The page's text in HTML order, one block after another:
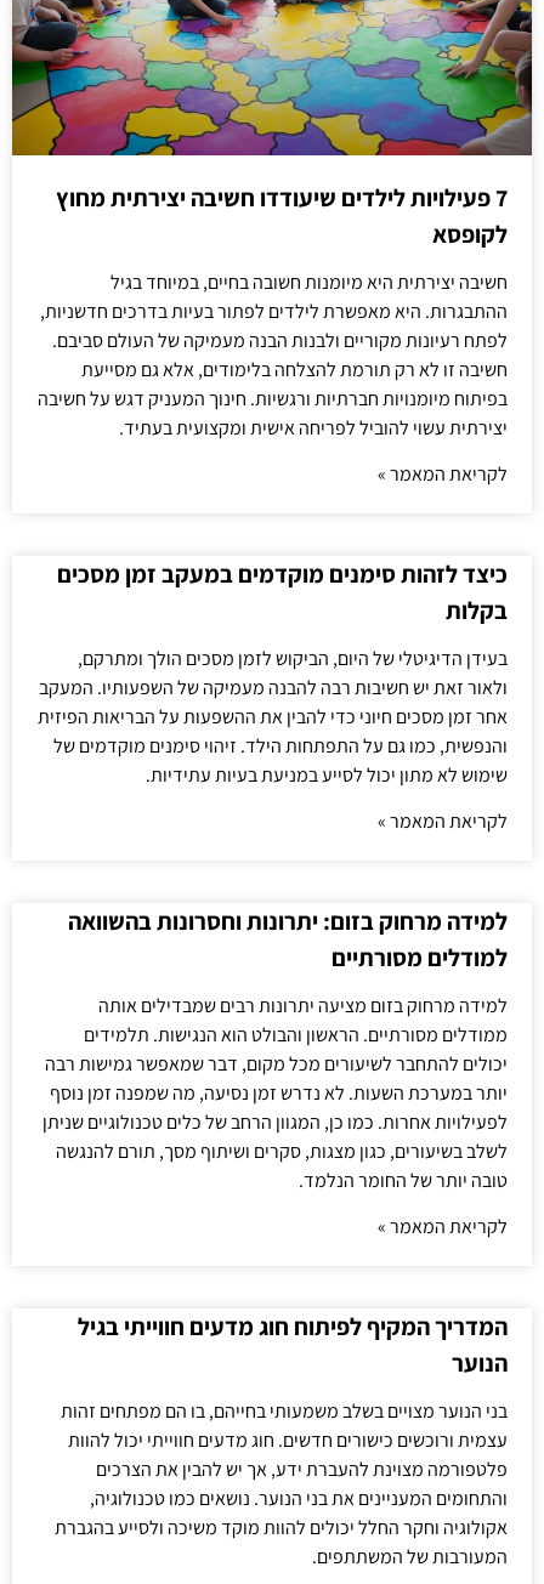
7 פעילויות לילדים שיעודדו חשיבה יצירתית מחוץ
לקופסא
חשיבה יצירתית היא מיומנות חשובה בחיים, במיוחד בגיל
ההתבגרות. היא מאפשרת לילדים לפתור בעיות בדרכים חדשניות,
לפתח רעיונות מקוריים ולבנות הבנה מעמיקה של העולם סביבם.
חשיבה זו לא רק תורמת להצלחה בלימודים, אלא גם מסייעת
בפיתוח מיומנויות חברתיות ורגשיות. חינוך המעניק דגש על חשיבה
יצירתית עשוי להוביל לפריחה אישית ומקצועית בעתיד.
לקריאת המאמר »
כיצד לזהות סימנים מוקדמים במעקב זמן מסכים
בקלות
בעידן הדיגיטלי של היום, הביקוש לזמן מסכים הולך ומתרקם,
ולאור זאת יש חשיבות רבה להבנה מעמיקה של השפעותיו. המעקב
אחר זמן מסכים חיוני כדי להבין את ההשפעות על הבריאות הפיזית
והנפשית, כמו גם על התפתחות הילד. זיהוי סימנים מוקדמים של
שימוש לא מתון יכול לסייע במניעת בעיות עתידיות.
לקריאת המאמר »
למידה מרחוק בזום: יתרונות וחסרונות בהשוואה
למודלים מסורתיים
למידה מרחוק בזום מציעה יתרונות רבים שמבדילים אותה
ממודלים מסורתיים. הראשון והבולט הוא הנגישות. תלמידים
יכולים להתחבר לשיעורים מכל מקום, דבר שמאפשר גמישות רבה
יותר במערכת השעות. לא נדרש זמן נסיעה, מה שמפנה זמן נוסף
לפעילויות אחרות. כמו כן, המגוון הרחב של כלים טכנולוגיים שניתן
לשלב בשיעורים, כגון מצגות, סקרים ושיתוף מסך, תורם להנגשה
טובה יותר של החומר הנלמד.
לקריאת המאמר »
המדריך המקיף לפיתוח חוג מדעים חווייתי בגיל
הנוער
בני הנוער מצויים בשלב משמעותי בחייהם, בו הם מפתחים זהות
עצמית ורוכשים כישורים חדשים. חוג מדעים חווייתי יכול להוות
פלטפורמה מצוינת להעברת ידע, אך יש להבין את הצרכים
והתחומים המעניינים את בני הנוער. נושאים כמו טכנולוגיה,
אקולוגיה וחקר החלל יכולים להוות מוקד משיכה ולסייע בהגברת
המעורבות של המשתתפים.